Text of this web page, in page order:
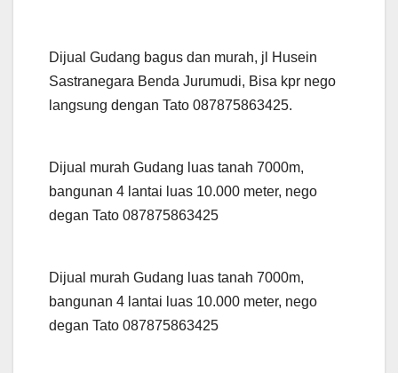
Dijual Gudang bagus dan murah, jl Husein
Sastranegara Benda Jurumudi, Bisa kpr nego
langsung dengan Tato 087875863425.
Dijual murah Gudang luas tanah 7000m,
bangunan 4 lantai luas 10.000 meter, nego
degan Tato 087875863425
Dijual murah Gudang luas tanah 7000m,
bangunan 4 lantai luas 10.000 meter, nego
degan Tato 087875863425